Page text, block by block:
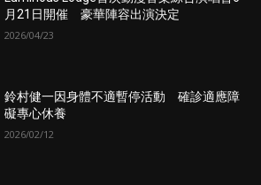
月21日開催 豪華陣容出演決定
2026/04/23
鈴村健一因身體不適暫停活動 確診適應障
礙專心休養
2026/02/12